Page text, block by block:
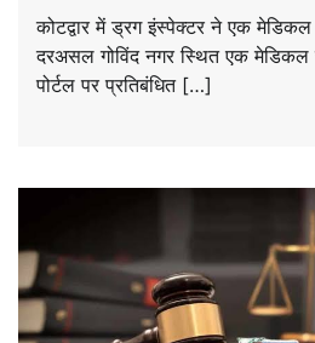
कोटद्वार में ड्रग इंस्पेक्टर ने एक मेडिकल
दरअसल गोविंद नगर स्थित एक मेडिकल
पोर्टल पर प्रतिबंधित […]